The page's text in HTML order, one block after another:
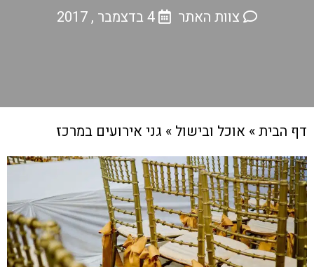
צוות האתר
4 בדצמבר , 2017
דף הבית» אוכל ובישול » גני אירועים במרכז